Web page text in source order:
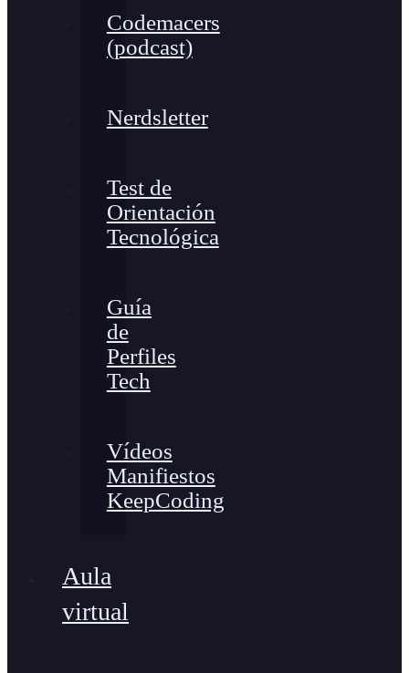
Codemacers
(podcast)
Nerdsletter
Test de
Orientación
Tecnológica
Guía
de
Perfiles
Tech
Vídeos
Manifiestos
KeepCoding
Aula
virtual